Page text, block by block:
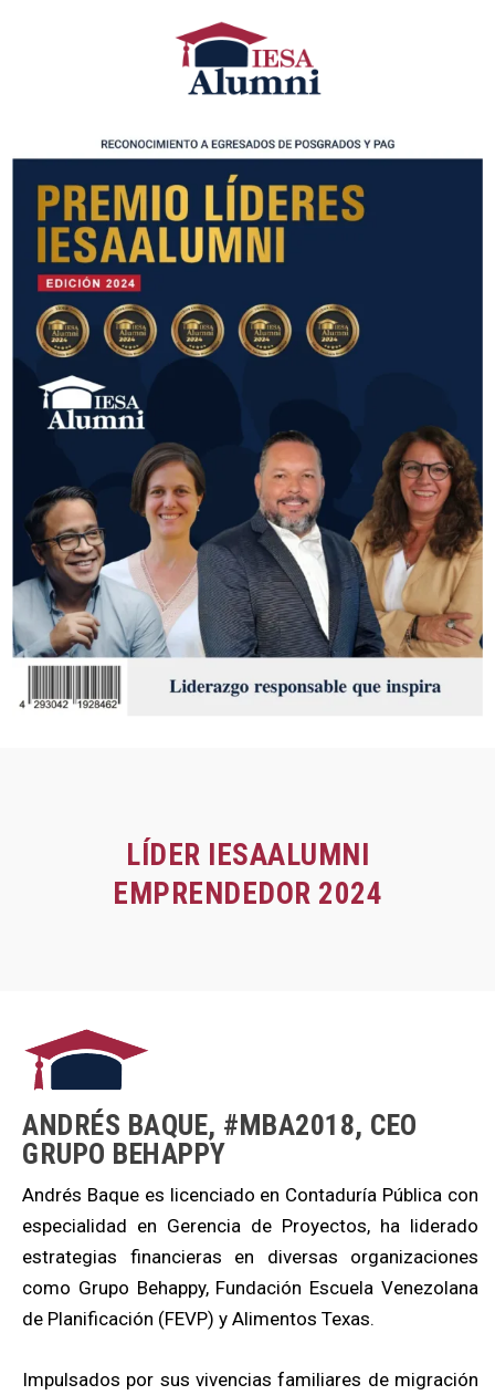
LÍDER IESAALUMNI
EMPRENDEDOR 2024
ANDRÉS BAQUE, #MBA2018, CEO
GRUPO BEHAPPY
Andrés Baque es licenciado en Contaduría Pública con
especialidad en Gerencia de Proyectos, ha liderado
estrategias financieras en diversas organizaciones
como Grupo Behappy, Fundación Escuela Venezolana
de Planificación (FEVP) y Alimentos Texas.
Impulsados por sus vivencias familiares de migración